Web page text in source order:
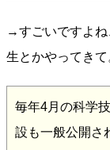
→すごいですよね
生とかやってきて
毎年4月の科学
設も一般公開さ